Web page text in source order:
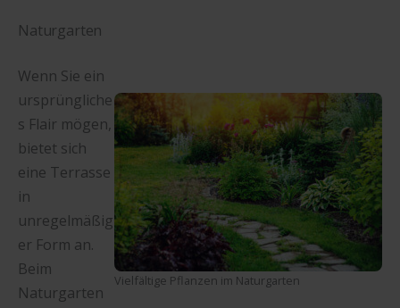
Naturgarten
Vielfältige Pflanzen im Naturgarten
Wenn Sie ein
ursprüngliche
s Flair mögen,
bietet sich
eine Terrasse
in
unregelmäßig
er Form an.
Beim
Naturgarten